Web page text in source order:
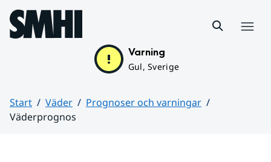
Hoppa till sidans innehåll
Varning
Gul, Sverige
Start Väder
Prognoser och varningar
Väderprognos